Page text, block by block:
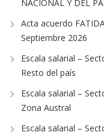
NACIONAL Y DEL
Acta acuerdo
Septiembre 2026
Escala salarial –
Resto del país
Escala salarial –
Zona Austral
Escala salarial –